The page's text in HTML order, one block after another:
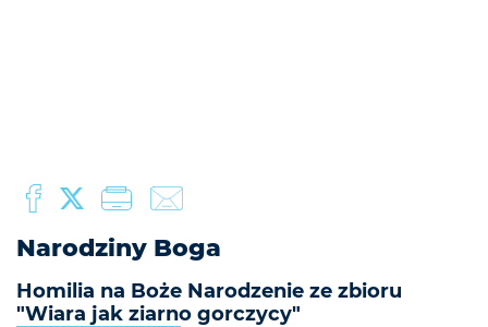
Narodziny Boga
Homilia na Boże Narodzenie ze zbioru
"Wiara jak ziarno gorczycy"